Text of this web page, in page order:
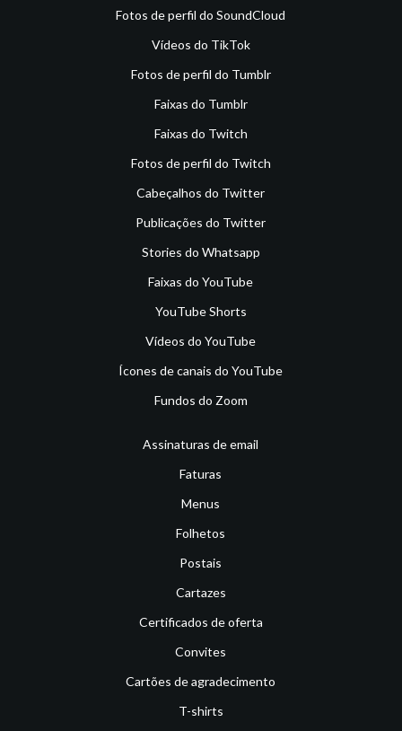
Fotos de perfil do SoundCloud
Vídeos do TikTok
Fotos de perfil do Tumblr
Faixas do Tumblr
Faixas do Twitch
Fotos de perfil do Twitch
Cabeçalhos do Twitter
Publicações do Twitter
Stories do Whatsapp
Faixas do YouTube
YouTube Shorts
Vídeos do YouTube
Ícones de canais do YouTube
Fundos do Zoom
Assinaturas de email
Faturas
Menus
Folhetos
Postais
Cartazes
Certificados de oferta
Convites
Cartões de agradecimento
T-shirts